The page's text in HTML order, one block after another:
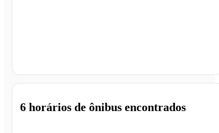
6 horários de ônibus encontrados